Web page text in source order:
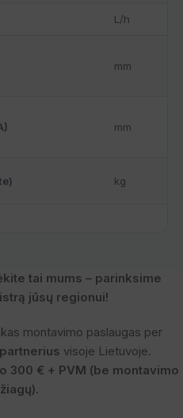
L/h
mm
mm
kg
tai mums – parinksime
jūsų regionui!
montavimo paslaugas per
visoje Lietuvoje.
300 € + PVM (be montavimo